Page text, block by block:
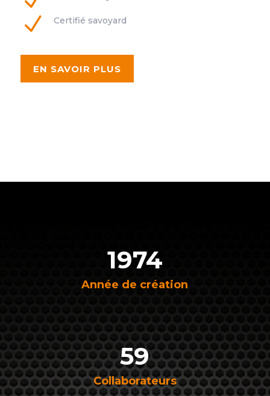
N Certifié savoyard
EN SAVOIR PLUS
1974
Année de création
59
Collaborateurs